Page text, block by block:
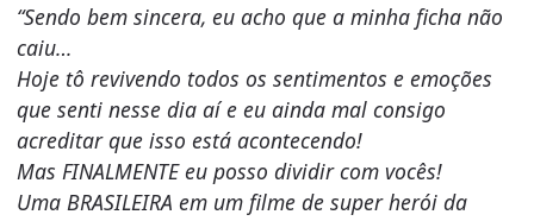
“Sendo bem sincera, eu acho que a minha ficha não
caiu…
Hoje tô revivendo todos os sentimentos e emoções
que senti nesse dia aí e eu ainda mal consigo
acreditar que isso está acontecendo!
Mas FINALMENTE eu posso dividir com vocês!
Uma BRASILEIRA em um filme de super herói da